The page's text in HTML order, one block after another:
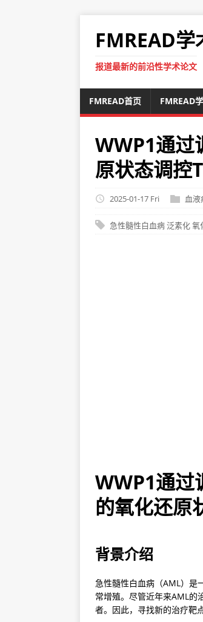
FMREAD学
报道最新的前沿性学术论文
FMREAD首页 FMREAD
WWP1通过
原状态调控
2025-01-17 Fri 血液
急性髓性白血病泛素化氧
WWP1通过
的氧化还原
背景介绍
急性髓性白血病（AML）是
常增殖。尽管近年来AML的
者。因此，寻找新的治疗靶